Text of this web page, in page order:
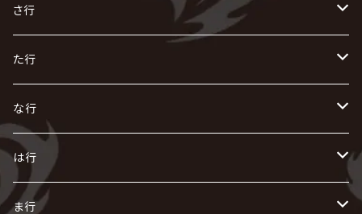
R指定
AIOLIN
AKIHIDE
ACME / アクメ
い
IKUO
exist†trace
生熊耕治
Initial'L
う
VIRGE / ヴァージュ
Waive
Versailles
え
ACE OF SPADES
X JAPAN
お
AURORIZE
か
怪人二十面奏
Kαin
kein
GACKT
き
KISAKI
キズ
KiD
く
Crack6
グラビティ
け
[ kei ] / 圭
こ
さ行
さ
ザアザア
The THIRTEEN
Psycho le Cému
し
Zeke Deux
Z CLEAR
す
Z CLEAR
せ
た行
た
DASEIN
DAIGO
ち
CHAQLA.
つ
な行
な
NIGHTMARE
に
は行
は
ま行